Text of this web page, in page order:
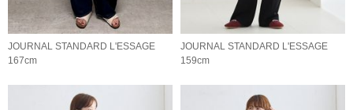
JOURNAL STANDARD L'ESSAGE
167cm
JOURNAL STANDARD L'ESSAGE
159cm